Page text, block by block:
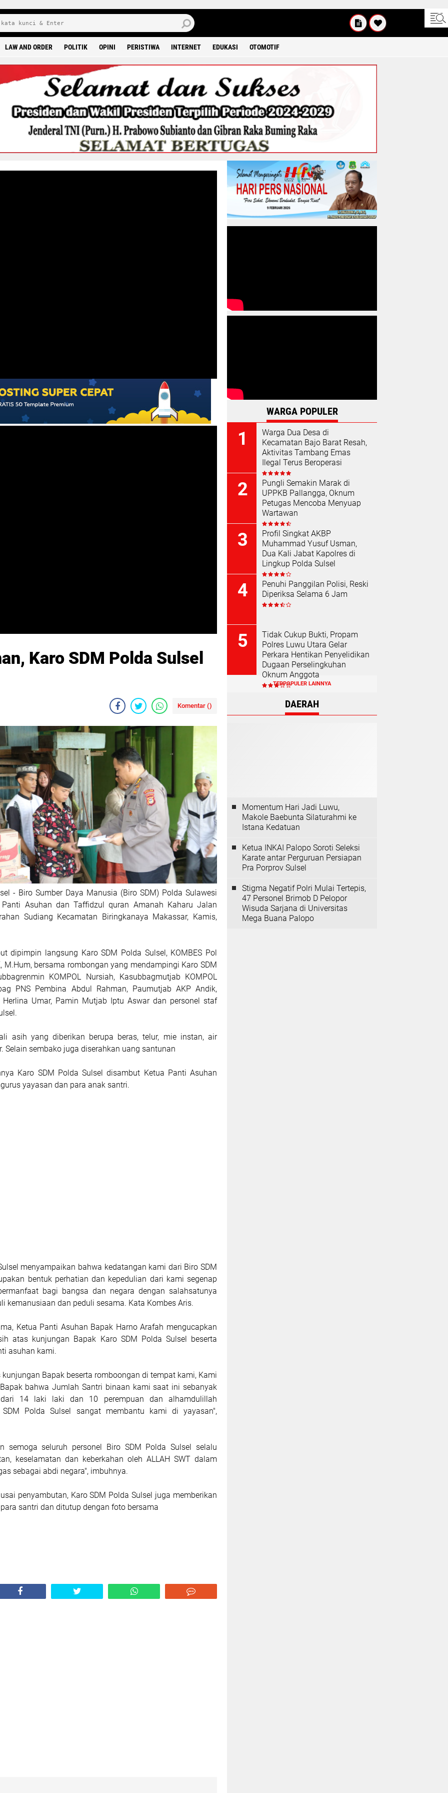
LAW AND ORDER POLITIK OPINI PERISTIWA INTERNET EDUKASI OTOMOTIF
Karo SDM Polda Sulsel
Komentar ()
- Biro Sumber Daya Manusia (Biro SDM) Polda Sulawesi
Asuhan dan Taffidzul quran Amanah Kaharu Jalan
Sudiang Kecamatan Biringkanaya Makassar, Kamis,
dipimpin langsung Karo SDM Polda Sulsel, KOMBES Pol
M.Hum, bersama rombongan yang mendampingi Karo SDM
KOMPOL Nursiah, Kasubbagmutjab KOMPOL
PNS Pembina Abdul Rahman, Paumutjab AKP Andik,
Herlina Umar, Pamin Mutjab Iptu Aswar dan personel staf
asih yang diberikan berupa beras, telur, mie instan, air
Selain sembako juga diserahkan uang santunan
Karo SDM Polda Sulsel disambut Ketua Panti Asuhan
yayasan dan para anak santri.
menyampaikan bahwa kedatangan kami dari Biro SDM
bentuk perhatian dan kepedulian dari kami segenap
bagi bangsa dan negara dengan salahsatunya
kemanusiaan dan peduli sesama. Kata Kombes Aris.
Ketua Panti Asuhan Bapak Harno Arafah mengucapkan
atas kunjungan Bapak Karo SDM Polda Sulsel beserta
asuhan kami.
kunjungan Bapak beserta romboongan di tempat kami, Kami
bahwa Jumlah Santri binaan kami saat ini sebanyak
14 laki laki dan 10 perempuan dan alhamdulillah
SDM Polda Sulsel sangat membantu kami di yayasan",
semoga seluruh personel Biro SDM Polda Sulsel selalu
keselamatan dan keberkahan oleh ALLAH SWT dalam
sebagai abdi negara", imbuhnya.
penyambutan, Karo SDM Polda Sulsel juga memberikan
santri dan ditutup dengan foto bersama
WARGA POPULER
Warga Dua Desa di
Kecamatan Bajo Barat Resah,
Aktivitas Tambang Emas
Ilegal Terus Beroperasi
Pungli Semakin Marak di
UPPKB Pallangga, Oknum
Petugas Mencoba Menyuap
Wartawan
Profil Singkat AKBP
Muhammad Yusuf Usman,
Dua Kali Jabat Kapolres di
Lingkup Polda Sulsel
Penuhi Panggilan Polisi, Reski
Diperiksa Selama 6 Jam
Tidak Cukup Bukti, Propam
Polres Luwu Utara Gelar
Perkara Hentikan Penyelidikan
Dugaan Perselingkuhan
Oknum Anggota
TERPOPULER LAINNYA
DAERAH
Momentum Hari Jadi Luwu,
Makole Baebunta Silaturahmi ke
Istana Kedatuan
Ketua INKAI Palopo Soroti Seleksi
Karate antar Perguruan Persiapan
Pra Porprov Sulsel
Stigma Negatif Polri Mulai Tertepis,
47 Personel Brimob D Pelopor
Wisuda Sarjana di Universitas
Mega Buana Palopo